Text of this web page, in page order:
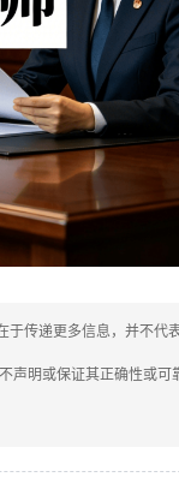
传递更多信息，并不代
声明或保证其正确性或